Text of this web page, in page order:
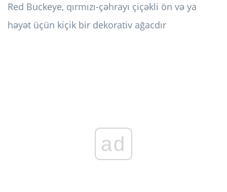
Red Buckeye, qırmızı-çəhrayı çiçəkli ön və ya
həyət üçün kiçik bir dekorativ ağacdır
ad